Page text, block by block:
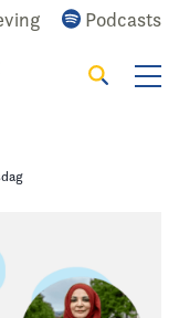
Podcasts
Zoeken